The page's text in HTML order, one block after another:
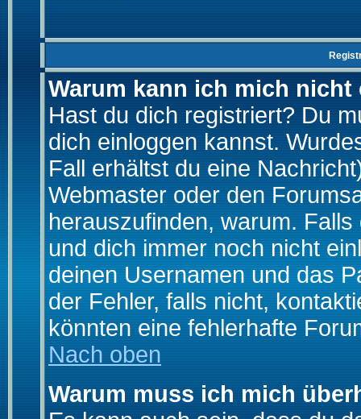
Warum kann ich mich nicht
Hast du dich registriert? Du
dich einloggen kannst.
Fall erhältst du eine
Webmaster oder den
herauszufinden, warum.
und dich immer noch nicht
deinen Usernamen und das
der Fehler, falls nicht,
könnten eine fehlerhafte
Nach oben
Warum muss ich mich